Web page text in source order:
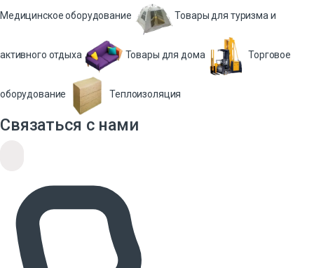
Медицинское оборудование Товары для туризма и
активного отдыха Товары для дома Торговое
оборудование Теплоизоляция
Связаться с нами